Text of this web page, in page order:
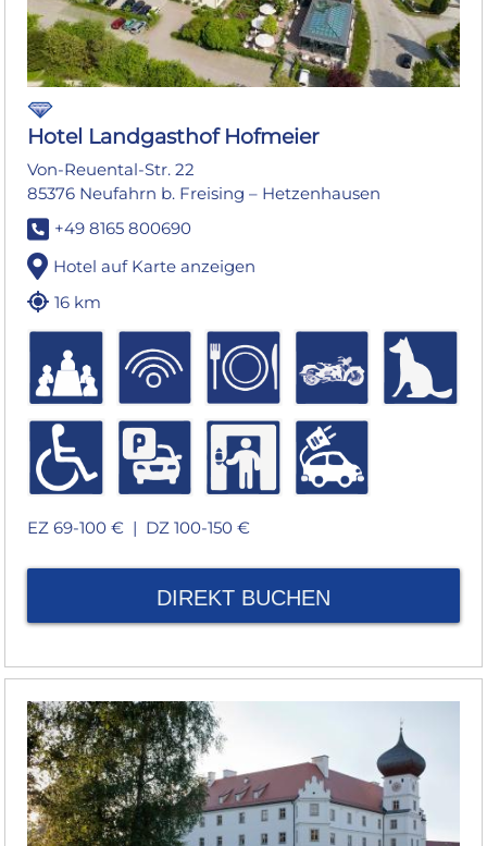
Hotel Landgasthof Hofmeier
Von-Reuental-Str. 22
85376 Neufahrn b. Freising – Hetzenhausen
+49 8165 800690
Hotel auf Karte anzeigen
16 km
EZ 69-100 € | DZ 100-150 €
DIREKT BUCHEN